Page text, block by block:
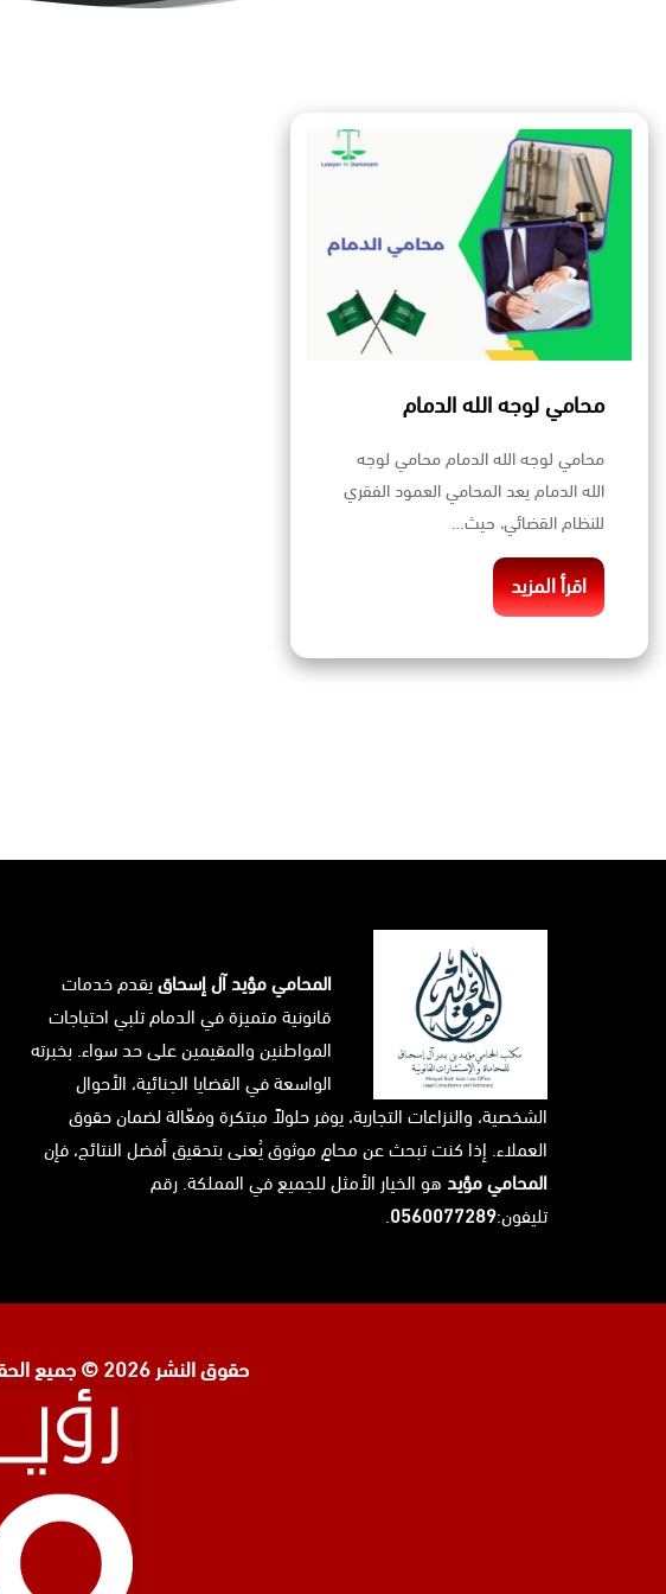
محامي لوجه الله الدمام
محامي لوجه الله الدمام محامي لوجه
الله الدمام يعد المحامي العمود الفقري
للنظام القضائي، حيث…
اقرأ المزيد
المحامي مؤيد آل إسحاقيقدم خدمات
قانونية متميزة في الدمام تلبي احتياجات
المواطنين والمقيمين على حد سواء. بخبرته
الواسعة في القضايا الجنائية، الأحوال
الشخصية، والنزاعات التجارية، يوفر حلولاً مبتكرة وفعّالة لضمان حقوق
العملاء. إذا كنت تبحث عن محامٍ موثوق يُعنى بتحقيق أفضل النتائج، فإن
المحامي مؤيد هو الخيار الأمثل للجميع في المملكة. رقم
تليفون:0560077289
.
حقوق النشر 2026 © جميع الحقوق محفوظة لدى